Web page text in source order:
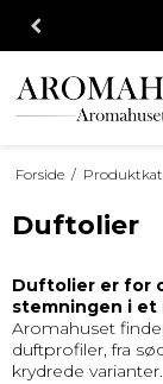
Forside /
Duftolier
Duftolier er for
stemningen i et
Aromahuset
duftprofiler, fra
krydrede varianter.